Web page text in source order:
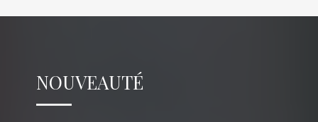
NOUVEAUTÉ